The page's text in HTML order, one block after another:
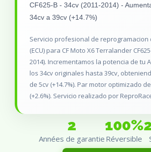
CF625-B - 34cv (2011-2014) -
34cv a 39cv (+14.7%)
Servicio profesional de reprogramacion
(ECU) para CF Moto X6 Terralander
2014). Incrementamos la potencia de tu
los 34cv originales hasta 39cv,
de 5cv (+14.7%). Par motor optimizado
(+2.6%). Servicio realizado por
2
Années de garantie
100%
Réversible